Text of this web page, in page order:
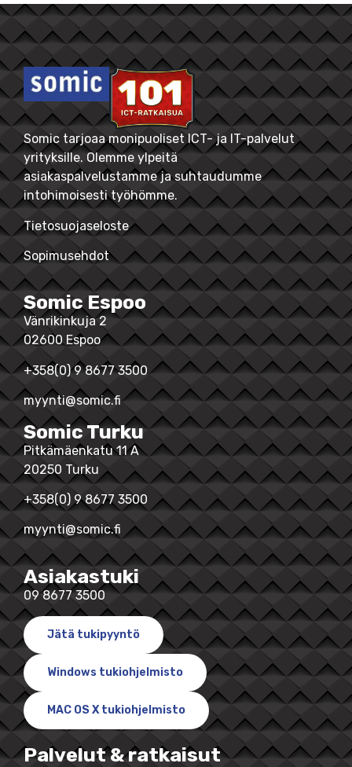
Somic tarjoaa monipuoliset ICT- ja IT-palvelut
yrityksille. Olemme ylpeitä
asiakaspalvelustamme ja suhtaudumme
intohimoisesti työhömme.
Tietosuojaseloste
Sopimusehdot
Somic Espoo
Vänrikinkuja 2
02600 Espoo
+358(0) 9 8677 3500
myynti@somic.fi
Somic Turku
Pitkämäenkatu 11 A
20250 Turku
+358(0) 9 8677 3500
myynti@somic.fi
Asiakastuki
09 8677 3500
Jätä tukipyyntö
Windows tukiohjelmisto
MAC OS X tukiohjelmisto
Palvelut & ratkaisut